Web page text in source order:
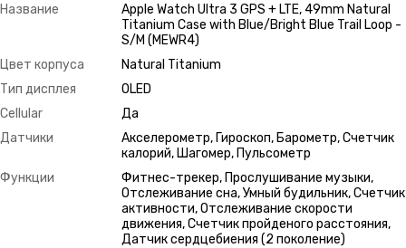
Название
Apple Watch Ultra 3 GPS + LTE, 49mm Natural
Titanium Case with Blue/Bright Blue Trail Loop -
S/M (MEWR4)
Цвет корпуса
Natural Titanium
Тип дисплея
OLED
Cellular
Да
Датчики
Акселерометр, Гироскоп, Барометр, Счетчик
калорий, Шагомер, Пульсометр
Функции
Фитнес-трекер, Прослушивание музыки,
Отслеживание сна, Умный будильник, Счетчик
активности, Отслеживание скорости
движения, Счетчик пройденого расстояния,
Датчик сердцебиения (2 поколение)